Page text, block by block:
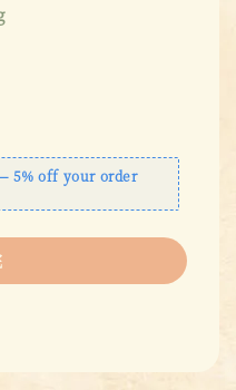
5% off your order